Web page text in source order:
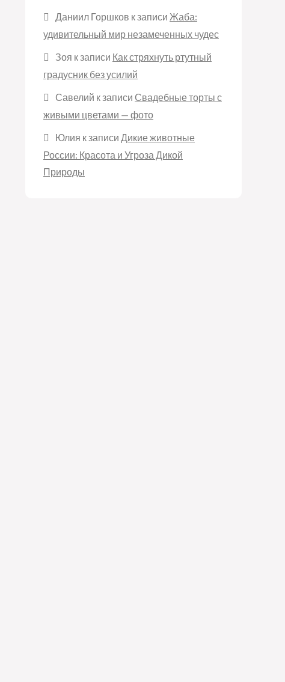
Даниил Горшков к записи Жаба:
удивительный мир незамеченных чудес
Зоя к записи Как стряхнуть ртутный
градусник без усилий
Савелий к записи Свадебные торты с
живыми цветами — фото
Юлия к записи Дикие животные
России: Красота и Угроза Дикой
Природы